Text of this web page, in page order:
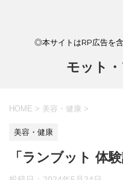
◎本サイトはRP広告
モット
HOME > 美容・健康 >
美容・健康
「ランブット 体